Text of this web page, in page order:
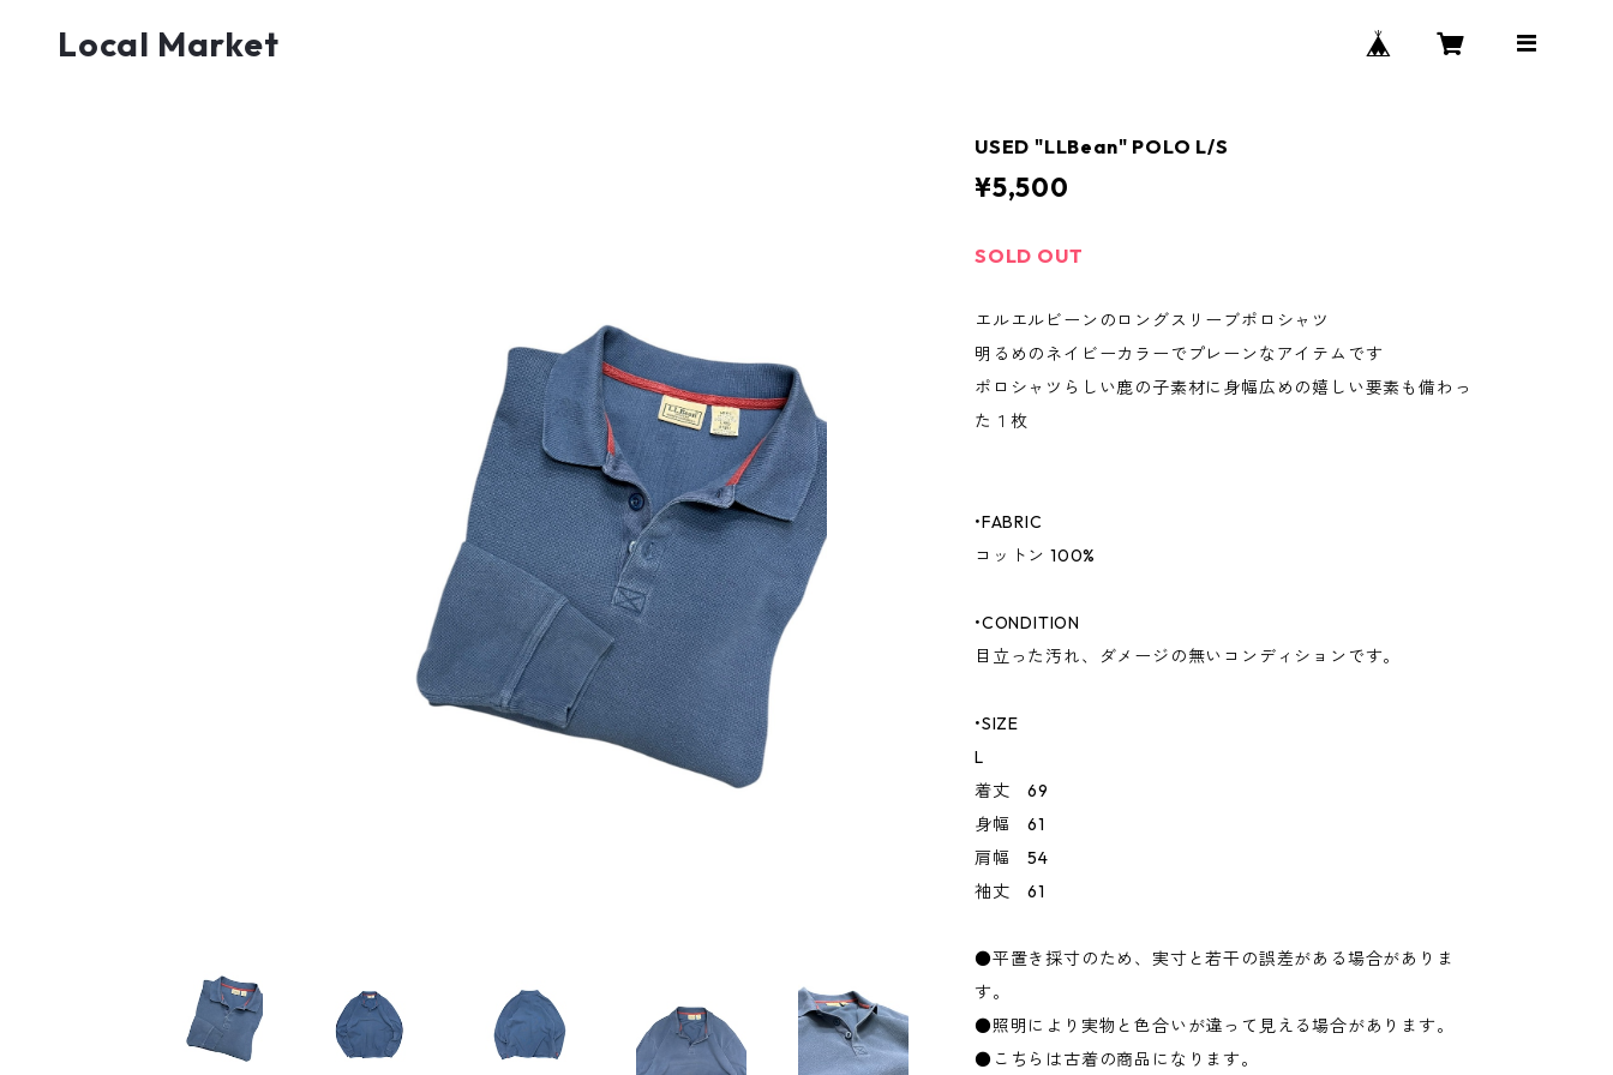
Local Market
USED "LLBean" POLO L/S
¥5,500
SOLD OUT
エルエルビーンのロングスリーブポロシャツ
明るめのネイビーカラーでプレーンなアイテムです
ポロシャツらしい鹿の子素材に身幅広めの嬉しい要素も備わっ
た１枚
•FABRIC
コットン 100%
•CONDITION
目立った汚れ、ダメージの無いコンディションです。
•SIZE
L
着丈 69
身幅 61
肩幅 54
袖丈 61
●平置き採寸のため、実寸と若干の誤差がある場合がありま
す。
●照明により実物と色合いが違って見える場合があります。
●こちらは古着の商品になります。